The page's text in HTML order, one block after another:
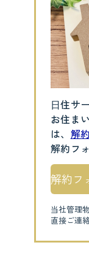
⽇住サ
お住ま
は、 解
解約フ
解約フ
当社管理
直接ご連